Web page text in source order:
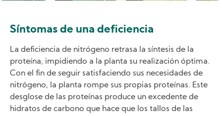
Síntomas de una deficiencia
La deficiencia de nitrógeno retrasa la síntesis de la
proteína, impidiendo a la planta su realización óptima.
Con el fin de seguir satisfaciendo sus necesidades de
nitrógeno, la planta rompe sus propias proteínas. Este
desglose de las proteínas produce un excedente de
hidratos de carbono que hace que los tallos de las